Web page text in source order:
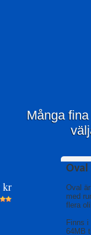
Många
kr
Oval
Oval
med
flera
Finns
64MB